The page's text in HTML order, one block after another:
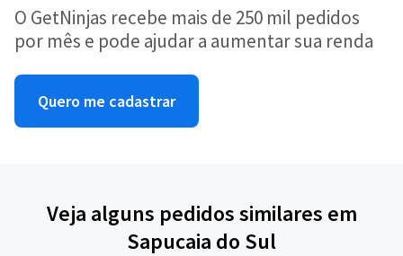
O GetNinjas recebe mais de 250 mil pedidos
por mês e pode ajudar a aumentar sua renda
Quero me cadastrar
Veja alguns pedidos similares em
Sapucaia do Sul